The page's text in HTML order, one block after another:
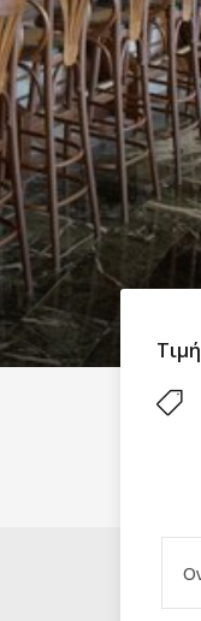
Τιμή